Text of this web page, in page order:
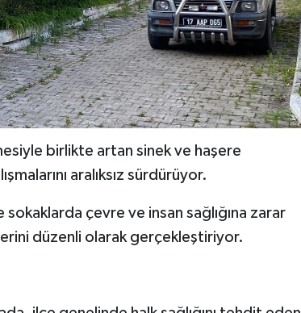
birlikte artan sinek ve haşere
aralıksız sürdürüyor.
çevre ve insan sağlığına zarar
düzenli olarak gerçekleştiriyor.